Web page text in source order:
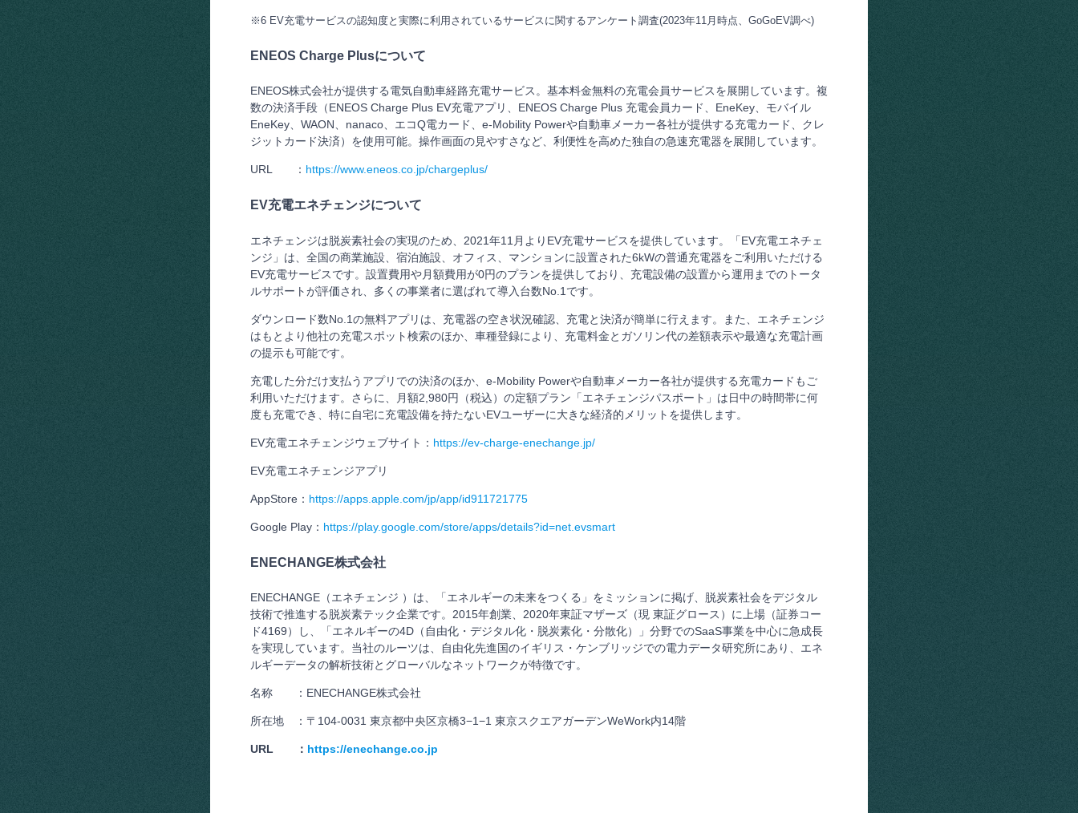
※6 EV充電サービスの認知度と実際に利用されているサービスに関するアンケート調査(2023年11月時点、GoGoEV調べ)
ENEOS Charge Plusについて
ENEOS株式会社が提供する電気自動車経路充電サービス。基本料金無料の充電会員サービスを展開しています。複
数の決済手段（ENEOS Charge Plus EV充電アプリ、ENEOS Charge Plus 充電会員カード、EneKey、モバイル
EneKey、WAON、nanaco、エコQ電カード、e-Mobility Powerや自動車メーカー各社が提供する充電カード、クレ
ジットカード決済）を使用可能。操作画面の見やすさなど、利便性を高めた独自の急速充電器を展開しています。
URL ： https://www.eneos.co.jp/chargeplus/
EV充電エネチェンジについて
エネチェンジは脱炭素社会の実現のため、2021年11月よりEV充電サービスを提供しています。「EV充電エネチェ
ンジ」は、全国の商業施設、宿泊施設、オフィス、マンションに設置された6kWの普通充電器をご利用いただける
EV充電サービスです。設置費用や月額費用が0円のプランを提供しており、充電設備の設置から運用までのトータ
ルサポートが評価され、多くの事業者に選ばれて導入台数No.1です。
ダウンロード数No.1の無料アプリは、充電器の空き状況確認、充電と決済が簡単に行えます。また、エネチェンジ
はもとより他社の充電スポット検索のほか、車種登録により、充電料金とガソリン代の差額表示や最適な充電計画
の提示も可能です。
充電した分だけ支払うアプリでの決済のほか、e-Mobility Powerや自動車メーカー各社が提供する充電カードもご
利用いただけます。さらに、月額2,980円（税込）の定額プラン「エネチェンジパスポート」は日中の時間帯に何
度も充電でき、特に自宅に充電設備を持たないEVユーザーに大きな経済的メリットを提供します。
EV充電エネチェンジウェブサイト： https://ev-charge-enechange.jp/
EV充電エネチェンジアプリ
AppStore： https://apps.apple.com/jp/app/id911721775
Google Play： https://play.google.com/store/apps/details?id=net.evsmart
ENECHANGE株式会社
ENECHANGE（エネチェンジ ）は、「エネルギーの未来をつくる」をミッションに掲げ、脱炭素社会をデジタル
技術で推進する脱炭素テック企業です。2015年創業、2020年東証マザーズ（現 東証グロース）に上場（証券コー
ド4169）し、「エネルギーの4D（自由化・デジタル化・脱炭素化・分散化）」分野でのSaaS事業を中心に急成長
を実現しています。当社のルーツは、自由化先進国のイギリス・ケンブリッジでの電力データ研究所にあり、エネ
ルギーデータの解析技術とグローバルなネットワークが特徴です。
名称 ：ENECHANGE株式会社
所在地 ：〒104-0031 東京都中央区京橋3−1−1 東京スクエアガーデンWeWork内14階
URL ： https://enechange.co.jp